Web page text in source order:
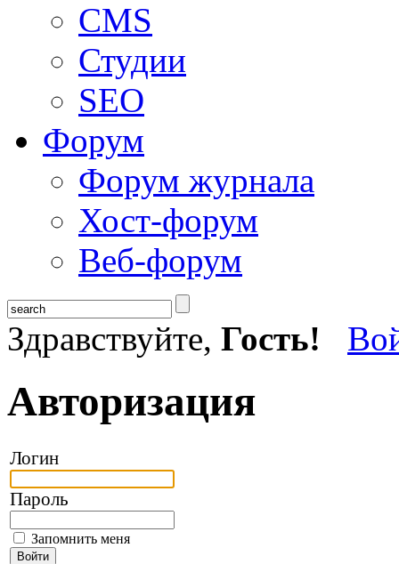
CMS
Студии
SEO
Форум
Форум журнала
Хост-форум
Веб-форум
Здравствуйте, Гость!
Авторизация
Логин
Пароль
Запомнить меня